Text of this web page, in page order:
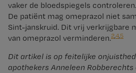
vaker de bloedspiegels controleren.
De patiënt mag omeprazol niet
Sint-janskruid. Dit vrij verkrijgbare
van omeprazol verminderen.2,4,5
Dit artikel is op feitelijke
apothekers Anneleen Robberechts